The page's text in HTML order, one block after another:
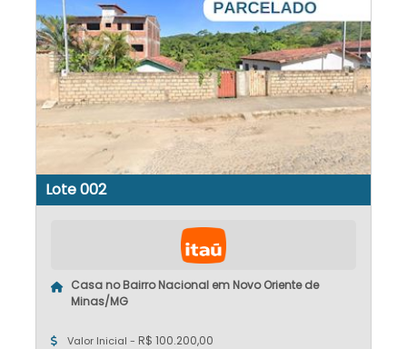
Lote 002
Casa no Bairro Nacional em Novo Oriente de
Minas/MG
Valor Inicial - R$ 100.200,00